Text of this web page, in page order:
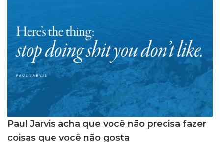
Paul Jarvis acha que você não precisa fazer
coisas que você não gosta